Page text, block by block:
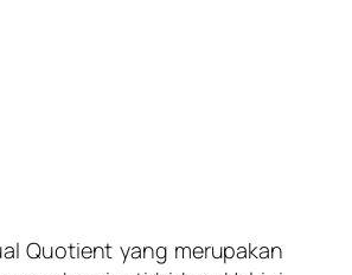
Quotient yang merupakan